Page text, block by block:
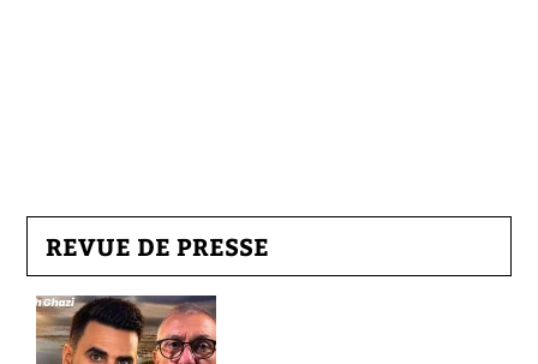
REVUE DE PRESSE